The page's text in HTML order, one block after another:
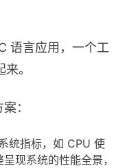
语言应用，一个工
。
：
统指标，如 CPU 使
现系统的性能全景，